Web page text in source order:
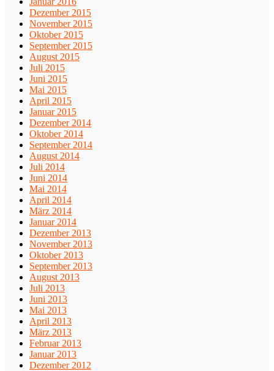
Dezember 2015
November 2015
Oktober 2015
September 2015
August 2015
Juli 2015
Juni 2015
Mai 2015
April 2015
Januar 2015
Dezember 2014
Oktober 2014
September 2014
August 2014
Juli 2014
Juni 2014
Mai 2014
April 2014
März 2014
Januar 2014
Dezember 2013
November 2013
Oktober 2013
September 2013
August 2013
Juli 2013
Juni 2013
Mai 2013
April 2013
März 2013
Februar 2013
Januar 2013
Dezember 2012